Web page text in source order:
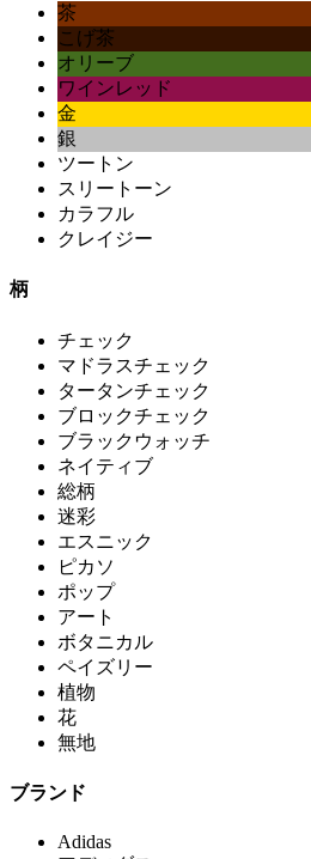
茶
こげ茶
オリーブ
ワインレッド
金
銀
ツートン
スリートーン
カラフル
クレイジー
柄
チェック
マドラスチェック
タータンチェック
ブロックチェック
ブラックウォッチ
ネイティブ
総柄
迷彩
エスニック
ピカソ
ポップ
アート
ボタニカル
ペイズリー
植物
花
無地
ブランド
Adidas